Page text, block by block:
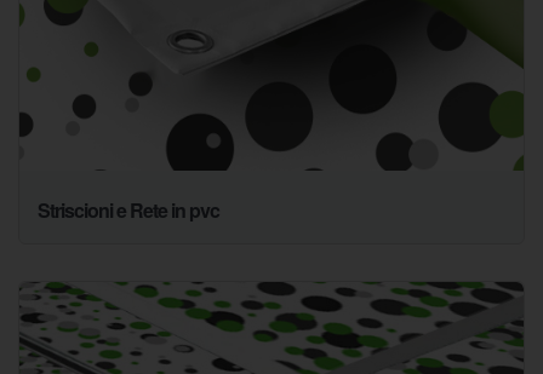
Striscioni e Rete in pvc